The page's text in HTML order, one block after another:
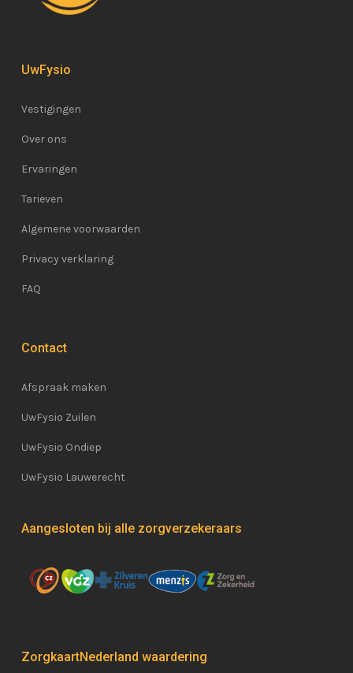
UwFysio
Vestigingen
Over ons
Ervaringen
Tarieven
Algemene voorwaarden
Privacy verklaring
FAQ
Contact
Afspraak maken
UwFysio Zuilen
UwFysio Ondiep
UwFysio Lauwerecht
Aangesloten bij alle zorgverzekeraars
ZorgkaartNederland waardering